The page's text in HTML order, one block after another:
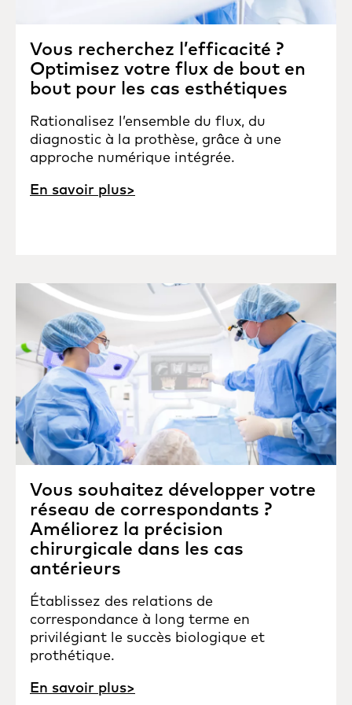
Vous recherchez l’efficacité ?
Optimisez votre flux de bout en
bout pour les cas esthétiques
Rationalisez l’ensemble du flux, du
diagnostic à la prothèse, grâce à une
approche numérique intégrée.
En savoir plus>
Vous souhaitez développer votre
réseau de correspondants ?
Améliorez la précision
chirurgicale dans les cas
antérieurs
Établissez des relations de
correspondance à long terme en
privilégiant le succès biologique et
prothétique.
En savoir plus>